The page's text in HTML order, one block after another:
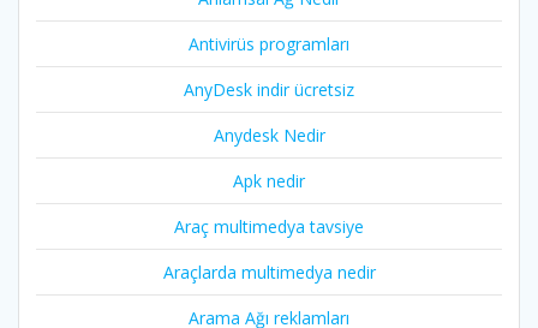
Antivirüs programları
AnyDesk indir ücretsiz
Anydesk Nedir
Apk nedir
Araç multimedya tavsiye
Araçlarda multimedya nedir
Arama Ağı reklamları